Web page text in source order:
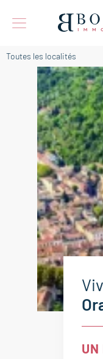
Toutes les localités
UN